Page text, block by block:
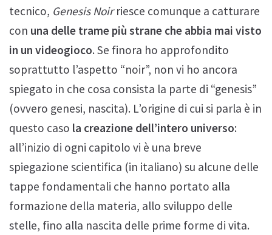
tecnico, Genesis Noirriesce comunque a catturare
con una delle trame più strane che abbia mai visto
in un videogioco. Se finora ho approfondito
soprattutto l’aspetto “noir”, non vi ho ancora
spiegato in che cosa consista la parte di “genesis”
(ovvero genesi, nascita). L’origine di cui si parla è in
questo caso la creazione dell’intero universo:
all’inizio di ogni capitolo vi è una breve
spiegazione scientifica (in italiano) su alcune delle
tappe fondamentali che hanno portato alla
formazione della materia, allo sviluppo delle
stelle, fino alla nascita delle prime forme di vita.